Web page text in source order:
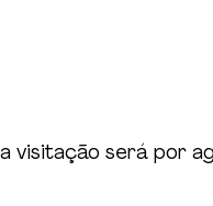
visitação será por